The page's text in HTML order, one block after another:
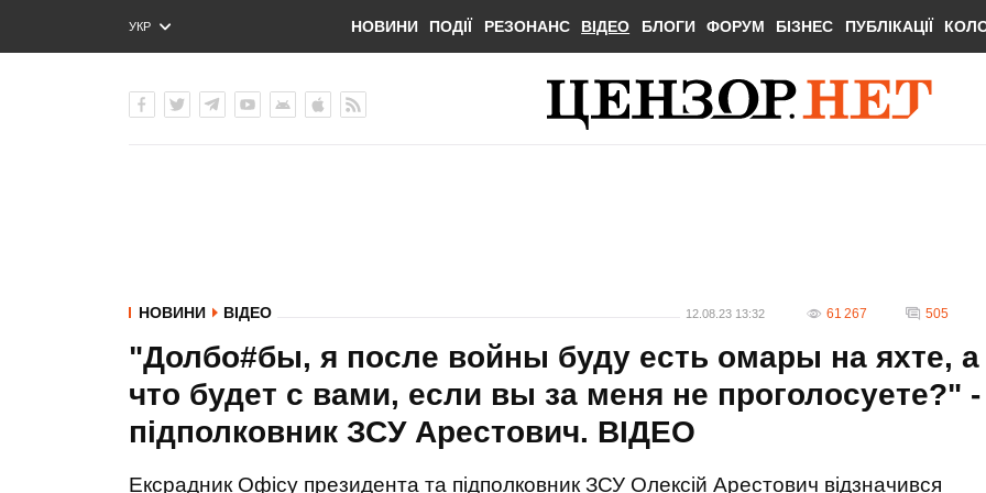
УКР
ENG
НОВИНИ ПОДІЇ РЕЗОНАНС ВІДЕО БЛОГИ ФОРУМ БІЗНЕС ПУБЛІКАЦІЇ
НОВИНИ ВІДЕО 12.08.23 13:32 61 267 505
"Долбо#бы, я после войны буду есть омары на яхте, а
что будет с вами, если вы за меня не проголосуете?" -
підполковник ЗСУ Арестович. ВIДЕО
Ексрадник Офісу президента та підполковник ЗСУ Олексій Арестович відзначився